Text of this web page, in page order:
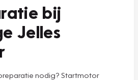
bij
Jelles
nodig? Startmotor